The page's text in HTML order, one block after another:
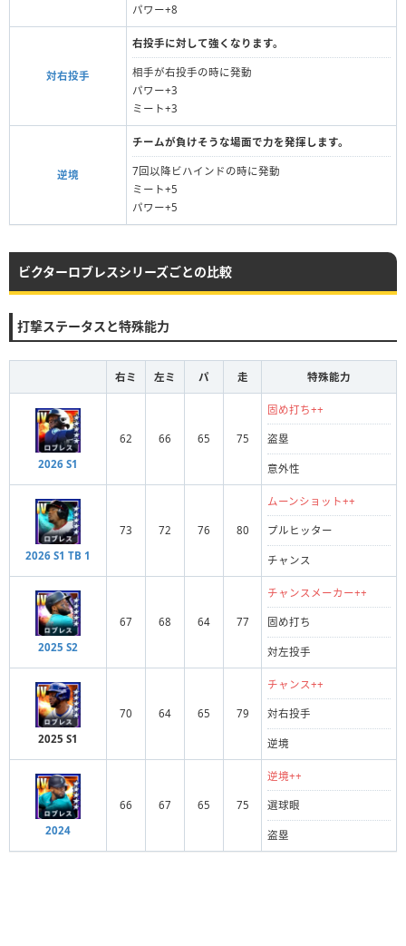
パワー+8
対右投手
右投手に対して強くなります。
相手が右投手の時に発動
パワー+3
ミート+3
逆境
チームが負けそうな場面で力を発揮します。
7回以降ビハインドの時に発動
ミート+5
パワー+5
ビクターロブレスシリーズごとの比較
打撃ステータスと特殊能力
右ミ 左ミ パ 走 特殊能力
2026 S1
62 66 65 75
固め打ち++
盗塁
意外性
2026 S1 TB 1
73 72 76 80
ムーンショット++
プルヒッター
チャンス
2025 S2
67 68 64 77
チャンスメーカー++
固め打ち
対左投手
2025 S1
70 64 65 79
チャンス++
対右投手
逆境
2024
66 67 65 75
逆境++
選球眼
盗塁